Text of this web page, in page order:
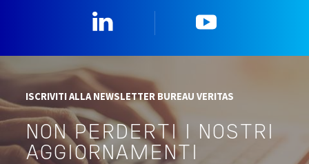
ISCRIVITI ALLA NEWSLETTER BUREAU VERITAS
NON PERDERTI I NOSTRI
AGGIORNAMENTI